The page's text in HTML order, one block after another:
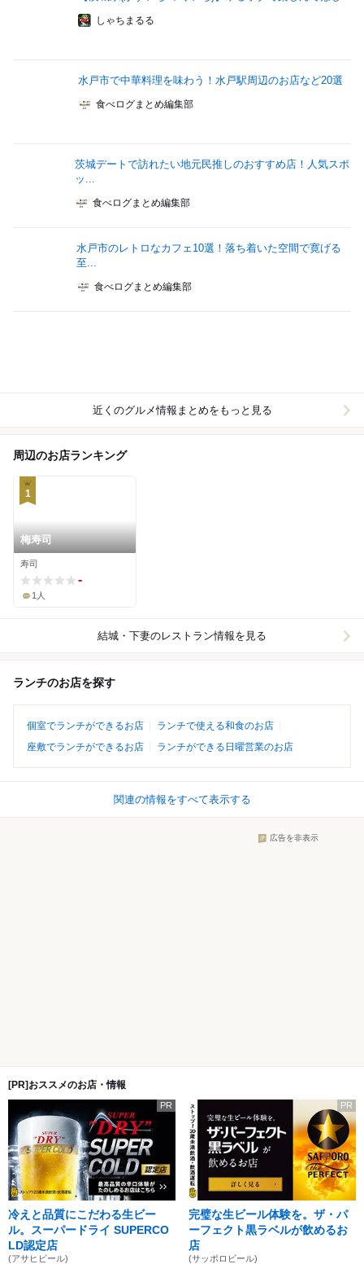
しゃちまるる
水戸市で中華料理を味わう！水戸駅周辺のお店など20選
食べログまとめ編集部
茨城デートで訪れたい地元民推しのおすすめ店！人気スポ
ッ...
食べログまとめ編集部
水戸市のレトロなカフェ10選！落ち着いた空間で寛げる
至...
食べログまとめ編集部
近くのグルメ情報まとめをもっと見る
周辺のお店ランキング
1
梅寿司
寿司
-
1人
結城・下妻のレストラン情報を見る
ランチのお店を探す
個室でランチができるお店
ランチで使える和食のお店
座敷でランチができるお店
ランチができる日曜営業のお店
関連の情報をすべて表示する
広告を非表示
[PR]おススメのお店・情報
PR
冷えと品質にこだわる生ビー
ル。スーパードライ SUPERCO
LD認定店
(アサヒビール)
PR
完璧な生ビール体験を。ザ・パ
ーフェクト黒ラベルが飲めるお
店
(サッポロビール)